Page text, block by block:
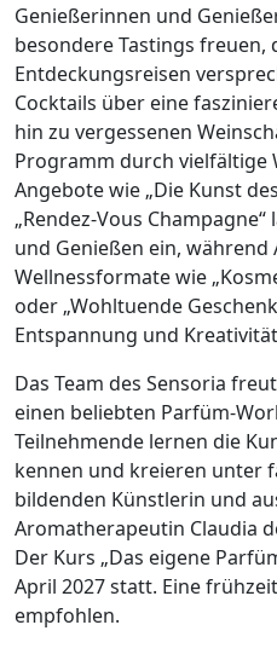
Genießerinnen und
besondere Tastings freuen,
Entdeckungsreisen
Cocktails über eine
hin zu vergessenen
Programm durch vielfältige
Angebote wie „Die Kunst
„Rendez-Vous
und Genießen ein, während
Wellnessformate wie
oder „Wohltuende
Entspannung und
Das Team des Sensoria
einen beliebten Parfüm-
Teilnehmende lernen die
kennen und kreieren unter
bildenden Künstlerin und
Aromatherapeutin Claudia
Der Kurs „Das eigene
April 2027 statt. Eine
empfohlen.